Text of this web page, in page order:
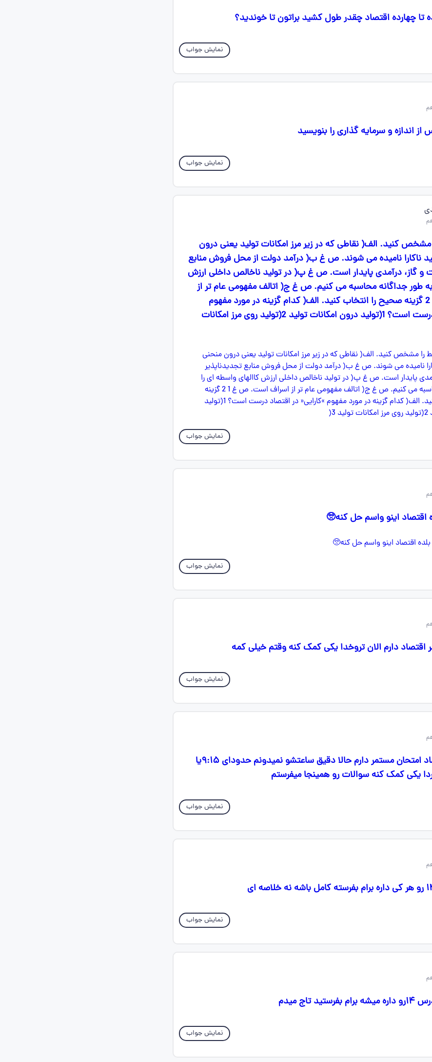
چهارده اقتصاد چقدر طول کشید براتون تا خوندید؟
نمایش جواب
اندازه و سرمایه گذاری را بنویسید
نمایش جواب
کنید. الف( نقاطی که در زیر مرز امکانات تولید یعنی درون
ناکارا نامیده می شوند. ص غ ب( درآمد دولت از محل فروش منابع
و گاز، درآمدی پایدار است. ص غ پ( در تولید ناخالص داخلی ارزش
به طور جداگانه محاسبه می کنیم. ص غ ج( اتالف مفهومی عام تر از
اسراف است. ص غ 1 2 گزینه صحیح را انتخاب کنید. الف( کدام گزینه در مورد مفهوم
»کارایی« در اقتصاد درست است؟ 1(تولید درون امکانات تولید 2(تولید روی مرز امکانات
نمایش جواب
اینو واسم حل کنه🥺
نمایش جواب
اقتصاد دارم الان تروخدا یکی کمک کنه وقتم خیلی کمه
نمایش جواب
بچه ها من فردا اقتصاد امتحان مستمر دارم حالا دقیق ساعتشو نمیدونم حدودای ۹:۱۵یا
نمایش جواب
نمایش جواب
تاج میدم
نمایش جواب